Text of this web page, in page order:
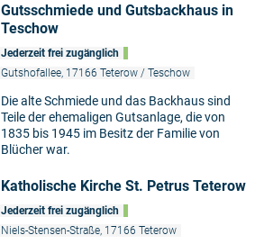
Gutsschmiede und Gutsbackhaus in
Teschow
Jederzeit frei zugänglich
Gutshofallee, 17166 Teterow / Teschow
Die alte Schmiede und das Backhaus sind
Teile der ehemaligen Gutsanlage, die von
1835 bis 1945 im Besitz der Familie von
Blücher war.
Katholische Kirche St. Petrus Teterow
Jederzeit frei zugänglich
Niels-Stensen-Straße, 17166 Teterow